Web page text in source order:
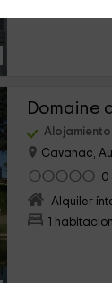
Domaine
Cavanac,
0
Alquiler
1